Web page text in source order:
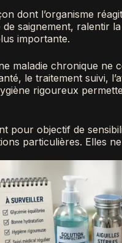
dont l’organisme
saignement, ralentir
importante.
maladie chronique ne
le traitement suivi,
rigoureux
pour objectif de
particulières. Elles